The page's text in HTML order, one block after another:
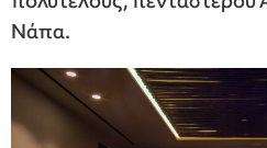
Νάπα.